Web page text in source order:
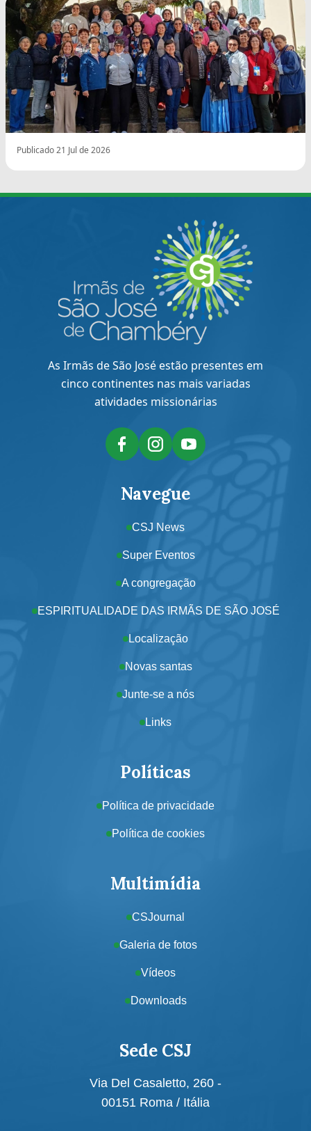
Publicado 21 Jul de 2026
As Irmãs de São José estão presentes em
cinco continentes nas mais variadas
atividades missionárias
Navegue
CSJ News
Super Eventos
A congregação
ESPIRITUALIDADE DAS IRMÃS DE SÃO JOSÉ
Localização
Novas santas
Junte-se a nós
Links
Políticas
Política de privacidade
Política de cookies
Multimídia
CSJournal
Galeria de fotos
Vídeos
Downloads
Sede CSJ
Via Del Casaletto, 260 -
00151 Roma / Itália